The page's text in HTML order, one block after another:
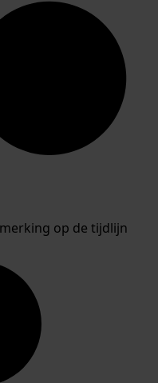
op de tijdlijn